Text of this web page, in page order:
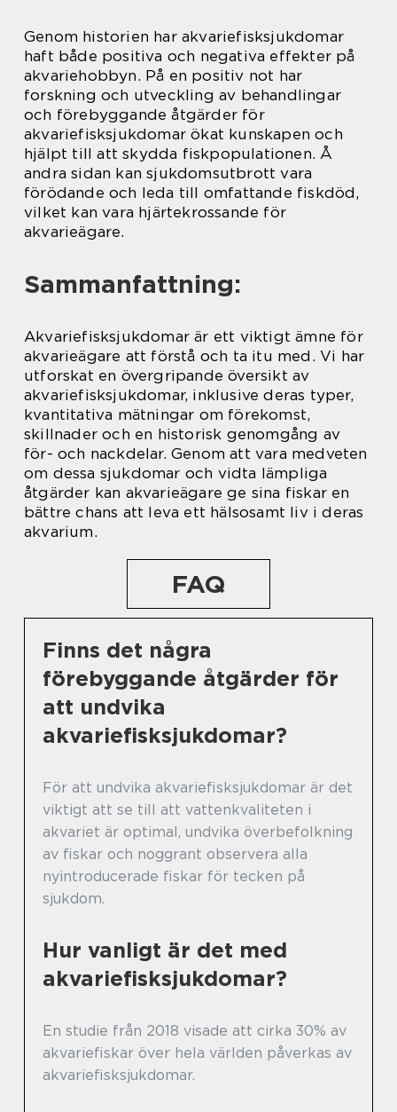
Genom historien har akvariefisksjukdomar
haft både positiva och negativa effekter på
akvariehobbyn. På en positiv not har
forskning och utveckling av behandlingar
och förebyggande åtgärder för
akvariefisksjukdomar ökat kunskapen och
hjälpt till att skydda fiskpopulationen. Å
andra sidan kan sjukdomsutbrott vara
förödande och leda till omfattande fiskdöd,
vilket kan vara hjärtekrossande för
akvarieägare.
Sammanfattning:
Akvariefisksjukdomar är ett viktigt ämne för
akvarieägare att förstå och ta itu med. Vi har
utforskat en övergripande översikt av
akvariefisksjukdomar, inklusive deras typer,
kvantitativa mätningar om förekomst,
skillnader och en historisk genomgång av
för- och nackdelar. Genom att vara medveten
om dessa sjukdomar och vidta lämpliga
åtgärder kan akvarieägare ge sina fiskar en
bättre chans att leva ett hälsosamt liv i deras
akvarium.
FAQ
Finns det några
förebyggande åtgärder för
att undvika
akvariefisksjukdomar?
För att undvika akvariefisksjukdomar är det
viktigt att se till att vattenkvaliteten i
akvariet är optimal, undvika överbefolkning
av fiskar och noggrant observera alla
nyintroducerade fiskar för tecken på
sjukdom.
Hur vanligt är det med
akvariefisksjukdomar?
En studie från 2018 visade att cirka 30% av
akvariefiskar över hela världen påverkas av
akvariefisksjukdomar.